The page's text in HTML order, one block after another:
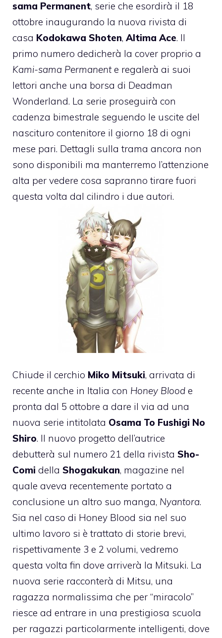
sama Permanent, serie che esordirà il 18
ottobre inaugurando la nuova rivista di
casa Kodokawa Shoten, Altima Ace. Il
primo numero dedicherà la cover proprio a
Kami-sama Permanente regalerà ai suoi
lettori anche una borsa di Deadman
Wonderland. La serie proseguirà con
cadenza bimestrale seguendo le uscite del
nascituro contenitore il giorno 18 di ogni
mese pari. Dettagli sulla trama ancora non
sono disponibili ma manterremo l’attenzione
alta per vedere cosa sapranno tirare fuori
questa volta dal cilindro i due autori.
Chiude il cerchio Miko Mitsuki, arrivata di
recente anche in Italia con Honey Blood e
pronta dal 5 ottobre a dare il via ad una
nuova serie intitolata Osama To Fushigi No
Shiro. Il nuovo progetto dell’autrice
debutterà sul numero 21 della rivista Sho-
Comi della Shogakukan, magazine nel
quale aveva recentemente portato a
conclusione un altro suo manga, Nyantora.
Sia nel caso di Honey Blood sia nel suo
ultimo lavoro si è trattato di storie brevi,
rispettivamente 3 e 2 volumi, vedremo
questa volta fin dove arriverà la Mitsuki. La
nuova serie racconterà di Mitsu, una
ragazza normalissima che per “miracolo”
riesce ad entrare in una prestigiosa scuola
per ragazzi particolarmente intelligenti, dove